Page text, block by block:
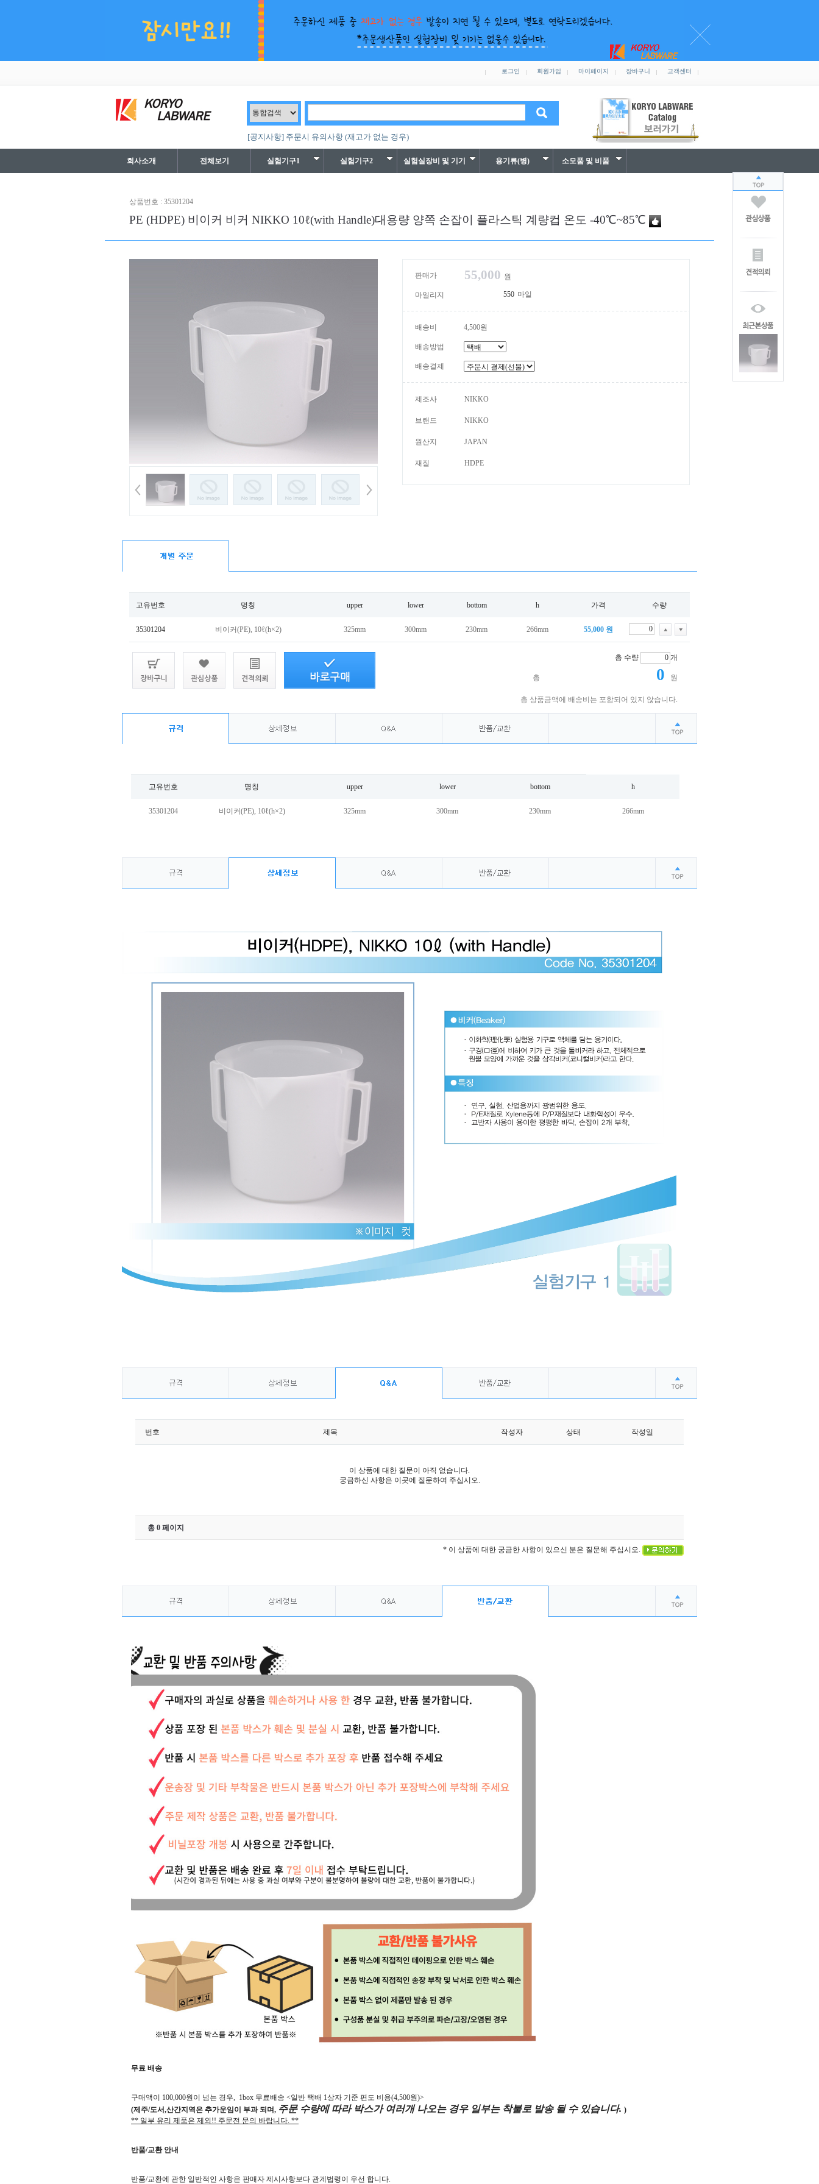
로그인 회원가입 마이페이지 장바구니 고객센터
[공지사항] 주문시 유의사항 (재고가 없는 경우)
회사소개 전체보기 실험기구1 실험기구2 실험실장비 및 기기 용기류(병) 소모품 및 비품
상품번호 : 35301204
PE (HDPE) 비이커 비커 NIKKO 10ℓ(with Handle)대용량 양쪽 손잡이 플라스틱 계량컵 온도 -40℃~85℃
판매가 55,000 원
마일리지 마일
배송비 4,500원
배송방법
배송결제
제조사 NIKKO
브랜드 NIKKO
원산지 JAPAN
재질 HDPE
고유번호 명칭 upper lower bottom h 가격 수량
35301204 비이커(PE), 10ℓ(h×2) 325mm 300mm 230mm 266mm 55,000 원
총 수량 개
총 원
총 상품금액에 배송비는 포함되어 있지 않습니다.
고유번호 명칭 upper lower bottom h
35301204 비이커(PE), 10ℓ(h×2) 325mm 300mm 230mm 266mm
번호 제목 작성자 상태 작성일
이 상품에 대한 질문이 아직 없습니다.
궁금하신 사항은 이곳에 질문하여 주십시오.
총 0 페이지
* 이 상품에 대한 궁금한 사항이 있으신 분은 질문해 주십시오.
무료 배송
구매액이 100,000원이 넘는 경우, 1box 무료배송 <일반 택배 1상자 기준 편도 비용(4,500원)>
(제주/도서,산간지역은 추가운임이 부과 되며, 주문 수량에 따라 박스가 여러개 나오는 경우 일부는 착불로 발송 될 수 있습니다. )
** 일부 유리 제품은 제외!! 주문전 문의 바랍니다. **
반품/교환 안내
반품/교환에 관한 일반적인 사항은 판매자 제시사항보다 관계법령이 우선 합니다.